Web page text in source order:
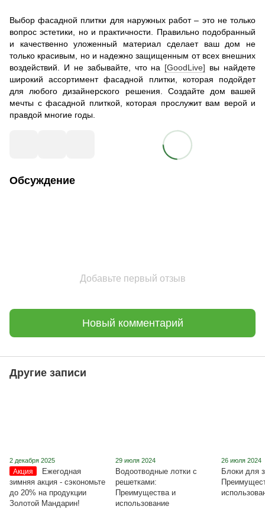
Выбор фасадной плитки для наружных работ – это не только
вопрос эстетики, но и практичности. Правильно подобранный
и качественно уложенный материал сделает ваш дом не
только красивым, но и надежно защищенным от всех внешних
воздействий. И не забывайте, что на [GoodLive] вы найдете
широкий ассортимент фасадной плитки, которая подойдет
для любого дизайнерского решения. Создайте дом вашей
мечты с фасадной плиткой, которая прослужит вам верой и
правдой многие годы.
Обсуждение
Добавьте первый отзыв
Новый комментарий
Другие записи
2 декабря 2025
Акция
Ежегодная
зимняя акция - сэкономьте
до 20% на продукции
Золотой Мандарин!
29 июля 2024
Водоотводные лотки с
решетками:
Преимущества и
использование
26 июля 2024
Блоки для